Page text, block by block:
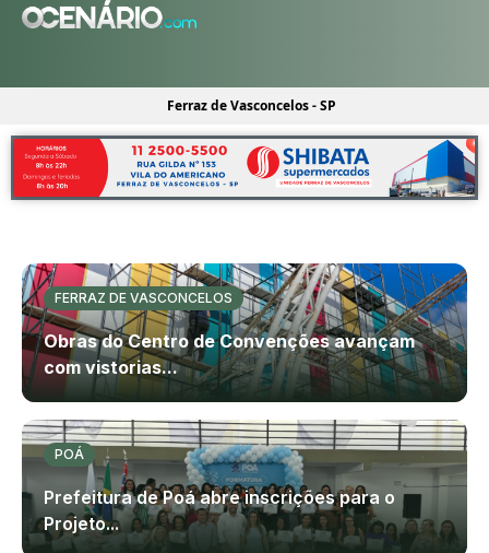
Ferraz de Vasconcelos - SP
FERRAZ DE VASCONCELOS
Obras do Centro de Convenções avançam
com vistorias...
POÁ
Prefeitura de Poá abre inscrições para o
Projeto...